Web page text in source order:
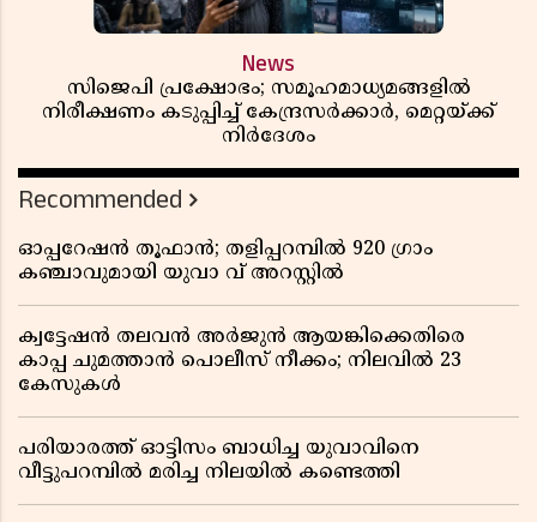
News
സിജെപി പ്രക്ഷോഭം; സമൂഹമാധ്യമങ്ങളിൽ
നിരീക്ഷണം കടുപ്പിച്ച് കേന്ദ്രസർക്കാർ, മെറ്റയ്ക്ക്
നിർദേശം
Recommended
ഓപ്പറേഷൻ തൂഫാൻ; തളിപ്പറമ്പിൽ 920 ഗ്രാം
കഞ്ചാവുമായി യുവാ വ് അറസ്റ്റിൽ
ക്വട്ടേഷൻ തലവൻ അർജുൻ ആയങ്കിക്കെതിരെ
കാപ്പ ചുമത്താൻ പൊലീസ് നീക്കം; നിലവിൽ 23
കേസുകൾ
പരിയാരത്ത് ഓട്ടിസം ബാധിച്ച യുവാവിനെ
വീട്ടുപറമ്പിൽ മരിച്ച നിലയിൽ കണ്ടെത്തി